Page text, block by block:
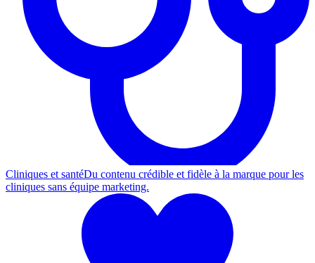
Cliniques et santéDu contenu crédible et fidèle à la marque pour les
cliniques sans équipe marketing.